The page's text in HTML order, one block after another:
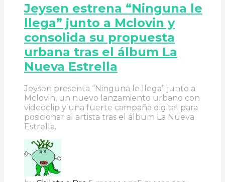
Jeysen estrena “Ninguna le
llega” junto a Mclovin y
consolida su propuesta
urbana tras el álbum La
Nueva Estrella
Jeysen presenta “Ninguna le llega” junto a
Mclovin, un nuevo lanzamiento urbano con
videoclip y una fuerte campaña digital para
posicionar al artista tras el álbum La Nueva
Estrella.